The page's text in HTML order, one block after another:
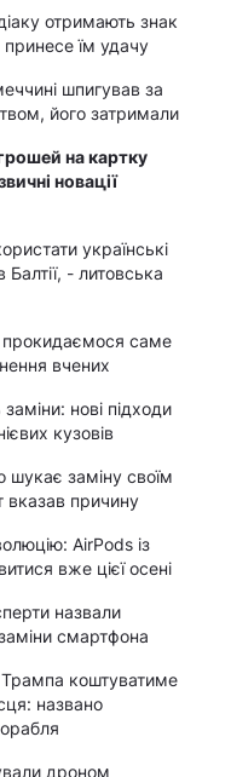
отримають знак
їм удачу
шпигував за
його затримали
на картку
новації
українські
Балтії, - литовська
саме
вчених
нові підходи
кузовів
шукає заміну своїм
вказав причину
AirPods із
вже цієї осені
назвали
смартфона
коштуватиме
названо
дроном